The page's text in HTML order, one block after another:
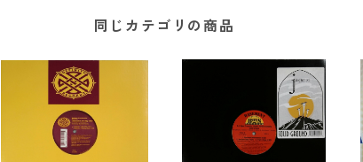
同じカテゴリの商品